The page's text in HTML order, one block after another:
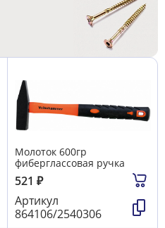
Молоток 600гр
фиберглассовая ручка
521 ₽
Артикул
864106/2540306